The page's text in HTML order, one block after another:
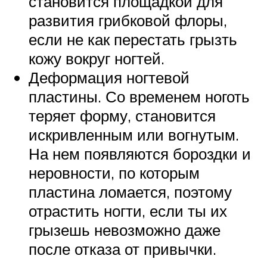
развития грибковой флоры,
если не как перестать грызть
кожу вокруг ногтей.
Деформация ногтевой
пластины. Со временем ноготь
теряет форму, становится
искривленным или вогнутым.
На нем появляются бороздки и
неровности, по которым
пластина ломается, поэтому
отрастить ногти, если ты их
грызешь невозможно даже
после отказа от привычки.